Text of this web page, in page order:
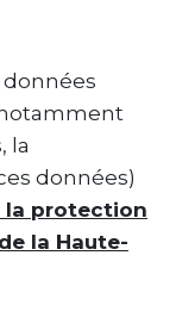
la
données)
la protection
la Haute-